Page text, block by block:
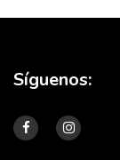
Síguenos: